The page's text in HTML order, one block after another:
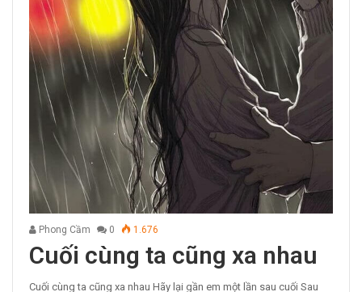
Phong Cầm 0 1.676
Cuối cùng ta cũng xa nhau
Cuối cùng ta cũng xa nhau Hãy lại gần em một lần sau cuối Sau